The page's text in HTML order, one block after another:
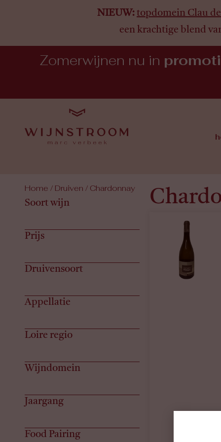
NIEUW: topdomein Clau
een krachtige blend
Zomerwijnen nu in
Home / Druiven / Chardonnay
Soort wijn
Prijs
Druivensoort
Appellatie
Loire regio
Wijndomein
Jaargang
Food Pairing